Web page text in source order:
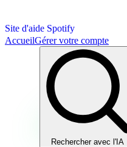
Site d'aide Spotify
AccueilGérer votre compte
Rechercher avec l'IA